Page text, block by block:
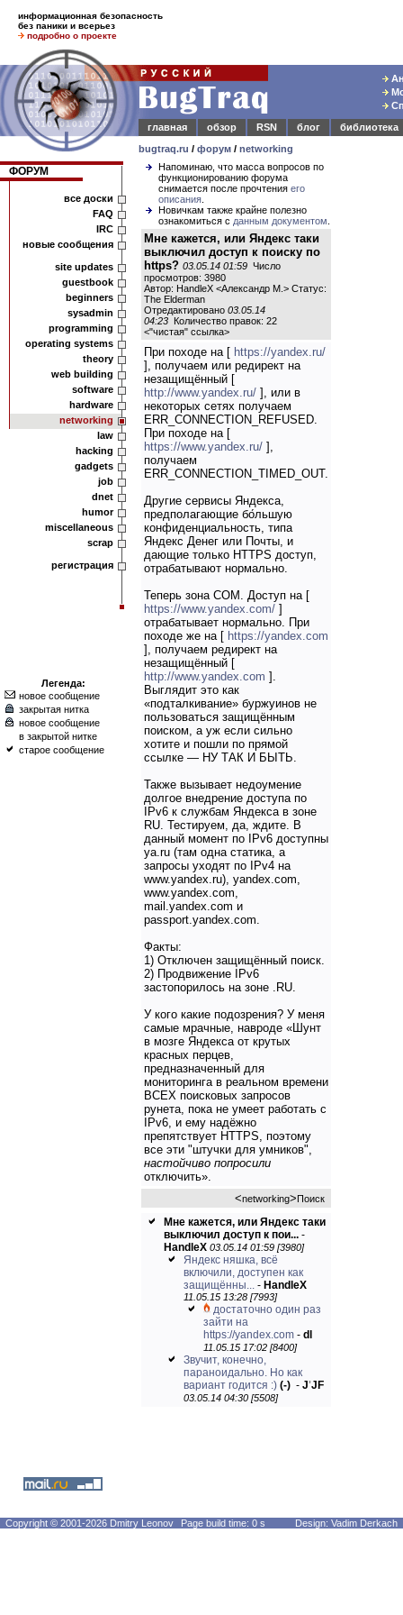
информационная безопасность
без паники и всерьез
подробно о проекте
главная
обзор RSN блог
библиотека
bugtraq.ru / форум / networking
ФОРУМ
все доски
FAQ
IRC
новые сообщения
site updates
guestbook
beginners
sysadmin
programming
operating systems
theory
web building
software
hardware
networking
law
hacking
gadgets
job
dnet
humor
miscellaneous
scrap
регистрация
Легенда:
новое сообщение
закрытая нитка
новое сообщение
в закрытой нитке
старое сообщение
Напоминаю, что масса вопросов по
функционированию форума
снимается после прочтения его
описания
Новичкам также крайне полезно
ознакомиться с данным документом
Мне кажется, или Яндекс таки
выключил доступ к поиску по
https? 03.05.14 01:59 Число
просмотров: 3980
Автор: HandleX <Александр М.> Статус:
The Elderman
Отредактировано 03.05.14
04:23 Количество правок: 22
<"чистая" ссылка>
При походе на [ https://yandex.ru/
], получаем или редирект на
незащищённый [
http://www.yandex.ru/ ], или в
некоторых сетях получаем
ERR_CONNECTION_REFUSED.
При походе на [
https://www.yandex.ru/ ],
получаем
ERR_CONNECTION_TIMED_OUT.
Другие сервисы Яндекса,
предполагающие бо́льшую
конфиденциальность, типа
Яндекс Денег или Почты, и
дающие только HTTPS доступ,
отрабатывают нормально.
Теперь зона COM. Доступ на [
https://www.yandex.com/ ]
отрабатывает нормально. При
походе же на [ https://yandex.com
], получаем редирект на
незащищённый [
http://www.yandex.com ].
Выглядит это как
«подталкивание» буржуинов не
пользоваться защищённым
поиском, а уж если сильно
хотите и пошли по прямой
ссылке — НУ ТАК И БЫТЬ.
Также вызывает недоумение
долгое внедрение доступа по
IPv6 к службам Яндекса в зоне
RU. Тестируем, да, ждите. В
данный момент по IPv6 доступны
ya.ru (там одна статика, а
запросы уходят по IPv4 на
www.yandex.ru), yandex.com,
www.yandex.com,
mail.yandex.com и
passport.yandex.com.
Факты:
1) Отключен защищённый поиск.
2) Продвижение IPv6
застопорилось на зоне .RU.
У кого какие подозрения? У меня
самые мрачные, навроде «Шунт
в мозге Яндекса от крутых
красных перцев,
предназначенный для
мониторинга в реальном времени
ВСЕХ поисковых запросов
рунета, пока не умеет работать c
IPv6, и ему надёжно
препятствует HTTPS, поэтому
все эти "штучки для умников",
настойчиво попросили
отключить».
<networking>Поиск
Мне кажется, или Яндекс таки
выключил доступ к пои... -
HandleX 03.05.14 01:59 [3980]
Яндекс няшка, всё
включили, доступен как
защищённы... - HandleX
11.05.15 13:28 [7993]
достаточно один раз
зайти на
https://yandex.com - dl
11.05.15 17:02 [8400]
Звучит, конечно,
параноидально. Но как
вариант годится :) (-) - J'JF
03.05.14 04:30 [5508]
Copyright © 2001-2026 Dmitry Leonov Page build time: 0 s Design: Vadim Derkach